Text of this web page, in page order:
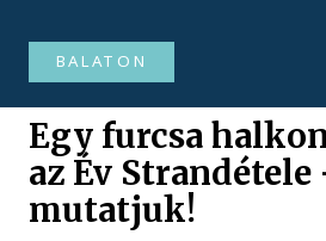
BALATON
Egy furcsa
az Év Strandétele
mutatjuk!